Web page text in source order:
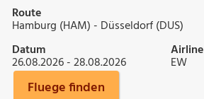
Route
Hamburg (HAM) - Düsseldorf (DUS)
Datum
26.08.2026 - 28.08.2026
Airline
EW
Fluege finden